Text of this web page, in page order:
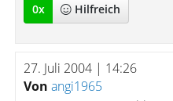
0x Hilfreich
27. Juli 2004 | 14:26
Von angi1965